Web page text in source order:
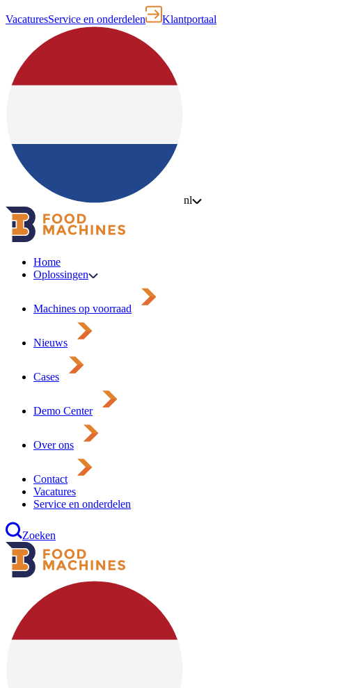
VacaturesService en onderdelen Klantportaal
nl
Home
Oplossingen
Machines op voorraad
Nieuws
Cases
Demo Center
Over ons
Contact
Vacatures
Service en onderdelen
Zoeken